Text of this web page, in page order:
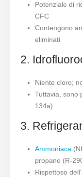
Potenziale di
CFC
Contengono
eliminati
2.
Niente cloro;
Tuttavia, sono
134a)
3.
Ammoniaca
propano (R-
Rispettoso